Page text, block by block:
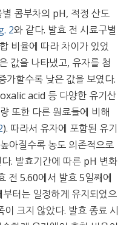
콤부차의 pH, 적정 산도
2와 같다. 발효 전 시료구별
비율에 따라 차이가 있었
값을 나타냈고, 유자를 첨
가할수록 낮은 값을 보였다.
acid 등 다양한 유기산
또한 다른 원료들에 비해
). 따라서 유자에 포함된 유기
아질수록 농도 의존적으로
. 발효기간에 따른 pH 변화
전 5.60에서 발효 5일째에
터는 일정하게 유지되었으
크지 않았다. 발효 종료 시